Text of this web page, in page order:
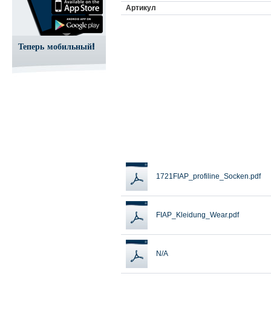
Aртикул
1721FIAP_profiline_Socken.pdf
FIAP_Kleidung_Wear.pdf
N/A
Теперь мобильный!